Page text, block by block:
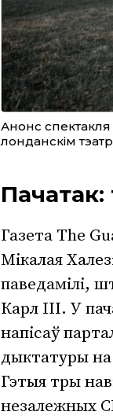
Анонс спектакля
лонданскім
Газета The
Мікалая
паведамілі,
Карл III. У
напісаў
дыктатуры на
Гэтыя тры
незалежных